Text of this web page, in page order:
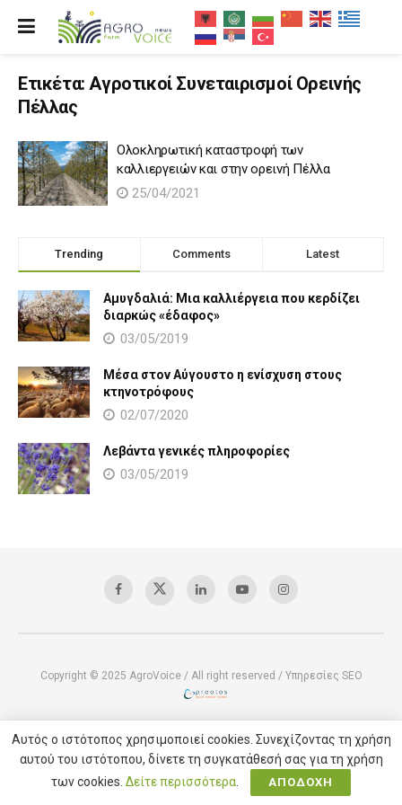
Ετικέτα:Αγροτικοί Συνεταιρισμοί Ορεινής
Πέλλας
Ολοκληρωτική καταστροφή των
καλλιεργειών και στην ορεινή Πέλλα
25/04/2021
Trending Comments Latest
Αμυγδαλιά: Μια καλλιέργεια που κερδίζει
διαρκώς «έδαφος»
03/05/2019
Μέσα στον Αύγουστο η ενίσχυση στους
κτηνοτρόφους
02/07/2020
Λεβάντα γενικές πληροφορίες
03/05/2019
Copyright © 2025 AgroVoice / All right reserved / Υπηρεσίες SEO
Αυτός ο ιστότοπος χρησιμοποιεί cookies. Συνεχίζοντας τη χρήση
αυτού του ιστότοπου, δίνετε τη συγκατάθεσή σας για τη χρήση
των cookies. Δείτε περισσότερα ΑΠΟΔΟΧΗ